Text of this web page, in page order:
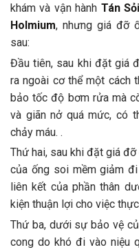
khám và vận hành Tán
Holmium, nhưng giá đỡ
sau:
Đầu tiên, sau khi đặt giá
ra ngoài cơ thể một cách
bảo tốc độ bơm rửa mà
và giãn nở quá mức, có
chảy máu. .
Thứ hai, sau khi đặt giá
của ống soi mềm giảm
liên kết của phần thân
kiện thuận lợi cho việc
Thứ ba, dưới sự bảo vệ
cong do khó đi vào niệu